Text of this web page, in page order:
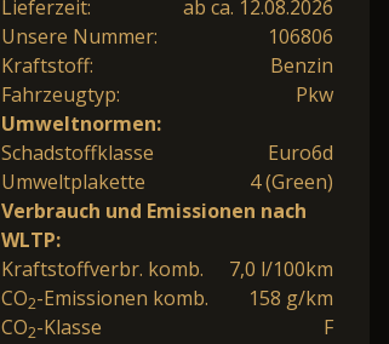
Lieferzeit:
ab ca. 12.08.2026
Unsere Nummer:
106806
Kraftstoff:
Benzin
Fahrzeugtyp:
Pkw
Umweltnormen:
Schadstoffklasse
Euro6d
Umweltplakette
4 (Green)
Verbrauch und Emissionen nach
WLTP:
Kraftstoffverbr. komb.
7,0 l/100km
CO2-Emissionen komb.
158 g/km
CO2-Klasse F